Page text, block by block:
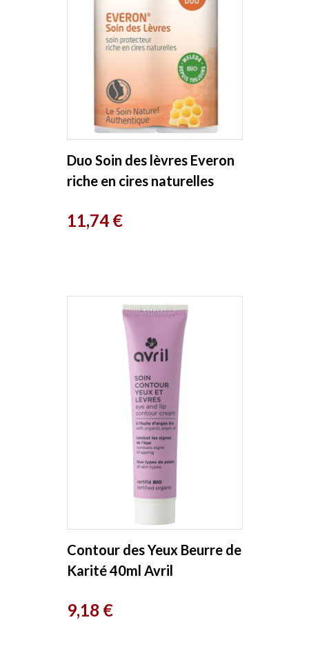
Duo Soin des lèvres Everon
riche en cires naturelles
Prix
11,74 €
Contour des Yeux Beurre de
Karité 40ml Avril
Prix
9,18 €